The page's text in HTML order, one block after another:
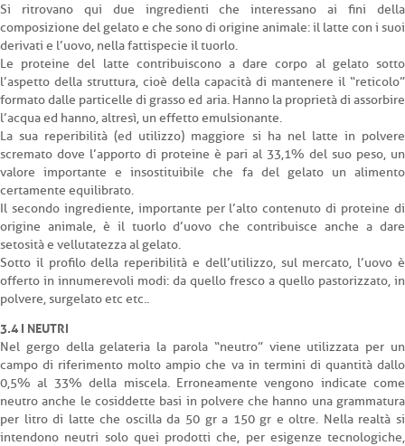
Si ritrovano qui due ingredienti che interessano ai fini della
composizione del gelato e che sono di origine animale: il latte con i suoi
derivati e l’uovo, nella fattispecie il tuorlo.
Le proteine del latte contribuiscono a dare corpo al gelato sotto
l’aspetto della struttura, cioè della capacità di mantenere il “reticolo”
formato dalle particelle di grasso ed aria. Hanno la proprietà di assorbire
l’acqua ed hanno, altresì, un effetto emulsionante.
La sua reperibilità (ed utilizzo) maggiore si ha nel latte in polvere
scremato dove l’apporto di proteine è pari al 33,1% del suo peso, un
valore importante e insostituibile che fa del gelato un alimento
certamente equilibrato.
Il secondo ingrediente, importante per l’alto contenuto di proteine di
origine animale, è il tuorlo d’uovo che contribuisce anche a dare
setosità e vellutatezza al gelato.
Sotto il profilo della reperibilità e dell’utilizzo, sul mercato, l’uovo è
offerto in innumerevoli modi: da quello fresco a quello pastorizzato, in
polvere, surgelato etc etc..
3.4 I NEUTRI
Nel gergo della gelateria la parola “neutro” viene utilizzata per un
campo di riferimento molto ampio che va in termini di quantità dallo
0,5% al 33% della miscela. Erroneamente vengono indicate come
neutro anche le cosiddette basi in polvere che hanno una grammatura
per litro di latte che oscilla da 50 gr a 150 gr e oltre. Nella realtà si
intendono neutri solo quei prodotti che, per esigenze tecnologiche,